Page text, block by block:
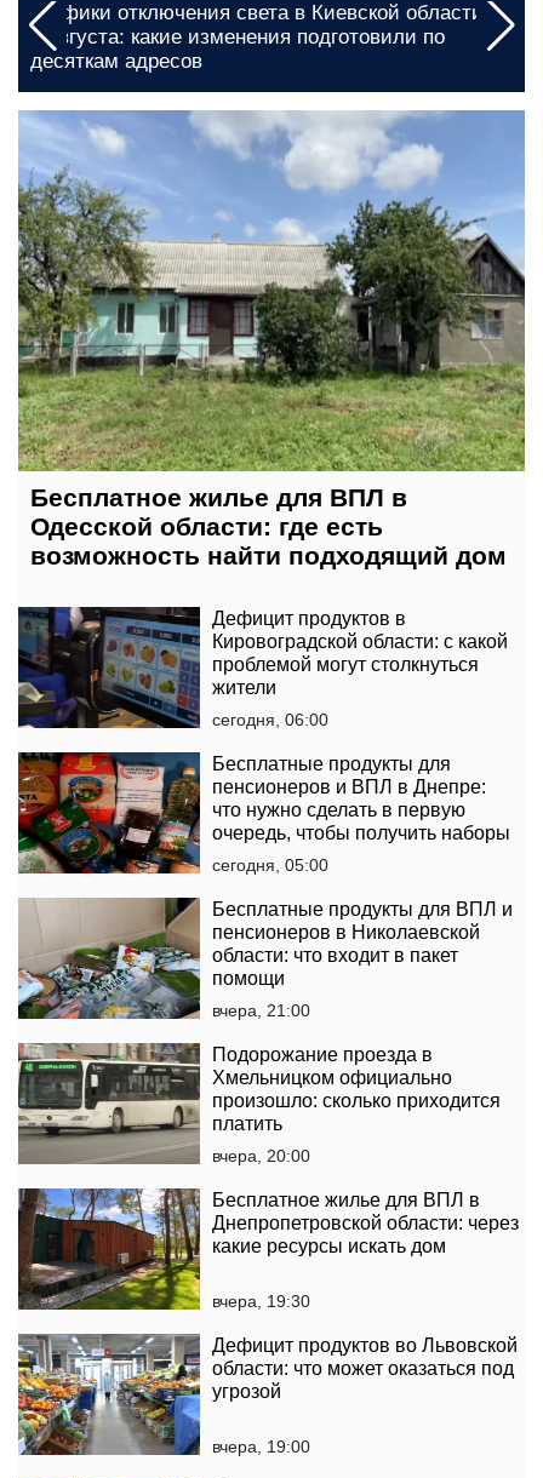
Графики отключения света в Киевской области на
5 августа: какие изменения подготовили по
десяткам адресов
сегодня, 07:00
Бесплатное жилье для ВПЛ в
Одесской области: где есть
возможность найти подходящий дом
Дефицит продуктов в
Кировоградской области: с какой
проблемой могут столкнуться
жители
сегодня, 06:00
Бесплатные продукты для
пенсионеров и ВПЛ в Днепре:
что нужно сделать в первую
очередь, чтобы получить наборы
сегодня, 05:00
Бесплатные продукты для ВПЛ и
пенсионеров в Николаевской
области: что входит в пакет
помощи
вчера, 21:00
Подорожание проезда в
Хмельницком официально
произошло: сколько приходится
платить
вчера, 20:00
Бесплатное жилье для ВПЛ в
Днепропетровской области: через
какие ресурсы искать дом
вчера, 19:30
Дефицит продуктов во Львовской
области: что может оказаться под
угрозой
вчера, 19:00